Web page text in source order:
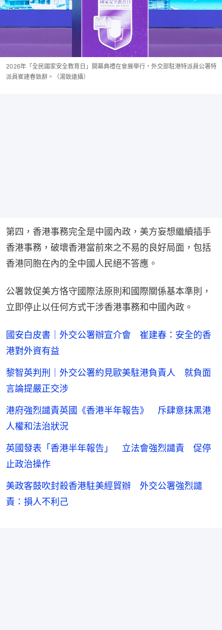
2026年「全民國家安全教育日」開幕典禮在會展舉行，外交部駐港特派員公署特
派員崔建春致辭。（湯致遠攝）
第四，香港事務完全是中國內政，美方妄想繼續插手
香港事務，破壞香港當前來之不易的良好局面，包括
香港同胞在內的全中國人民絕不答應。
公署敦促美方恪守國際法原則和國際關係基本準則，
立即停止以任何方式干涉香港事務和中國內政。
國安白皮書｜外交公署辦宣介會 崔建春：安全的香
港對外資有益
黎智英判刑｜外交公署約見歐美駐港負責人 就負面
言論提嚴正交涉
港府強烈譴責英國《香港半年報告》 斥肆意抹黑港
人權和法治狀況
英國發表「香港半年報告」 立法會強烈譴責 促停
止政治操作
美政客鼓吹封殺香港駐美經貿辦 外交公署強烈譴
責：損人不利己